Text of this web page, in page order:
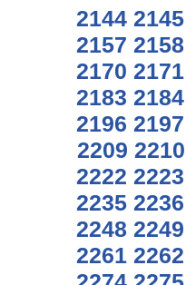
2144 2145
2157 2158
2170 2171
2183 2184
2196 2197
2209 2210
2222 2223
2235 2236
2248 2249
2261 2262